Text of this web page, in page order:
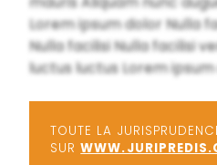
Lorem ipsum dolor Nulla
Nulla facilisi Nulla facilisi
luctus luctus Lorem
TOUTE LA
SUR